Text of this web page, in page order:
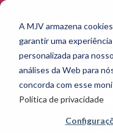
A MJV armazena
garantir uma
personalizada para
análises da Web para
concorda com esse
Política de privacidade